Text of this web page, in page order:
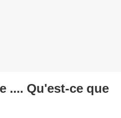
.... Qu'est-ce que